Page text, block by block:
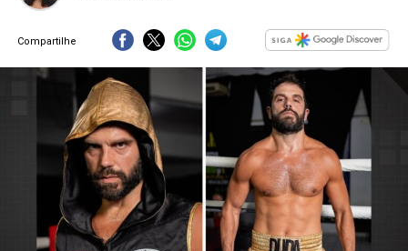
Compartilhe